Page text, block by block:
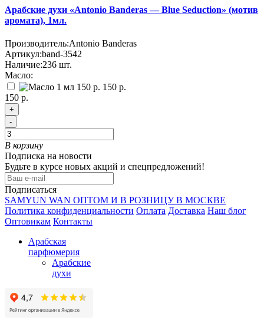
Арабские духи «Antonio Banderas — Blue Seduction» (мотив
аромата), 1мл.
Производитель:Antonio Banderas
Артикул:band-3542
Наличие:236 шт.
Масло:
150 р.
150 р.
+
-
В корзину
Подписка на новости
Будьте в курсе новых акций и спецпредложений!
Подписаться
SAMYUN WAN ОПТОМ И В РОЗНИЦУ В МОСКВЕ
Политика конфиденциальности Оплата Доставка Наш блог
Оптовикам Контакты
Арабская
парфюмерия
Арабские
духи